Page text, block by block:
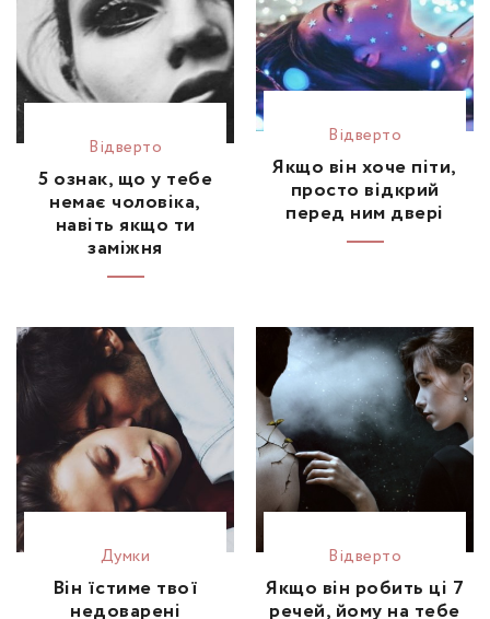
Відвертo
5 ознак, що у тебе
немає чоловіка,
навіть якщо ти
заміжня
Відвертo
Якщо він хоче піти,
просто відкрий
перед ним двері
Думки
Він їстиме твої
недоварені
Відвертo
Якщо він робить ці 7
речей, йому на тебе